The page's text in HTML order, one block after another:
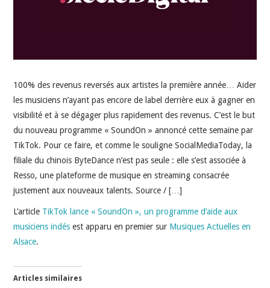
100% des revenus reversés aux artistes la première année… Aider
les musiciens n’ayant pas encore de label derrière eux à gagner en
visibilité et à se dégager plus rapidement des revenus. C’est le but
du nouveau programme « SoundOn » annoncé cette semaine par
TikTok. Pour ce faire, et comme le souligne SocialMediaToday, la
filiale du chinois ByteDance n’est pas seule : elle s’est associée à
Resso, une plateforme de musique en streaming consacrée
justement aux nouveaux talents. Source / […]
L’article TikTok lance « SoundOn », un programme d’aide aux
musiciens indés est apparu en premier sur Musiques Actuelles en
Alsace.
Articles similaires